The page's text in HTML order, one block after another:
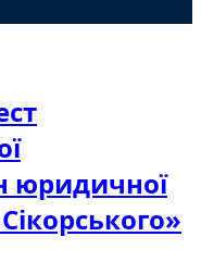
юридичної